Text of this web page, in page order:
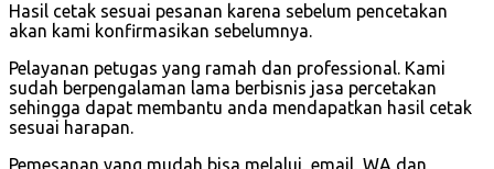
Hasil cetak sesuai pesanan karena sebelum pencetakan
akan kami konfirmasikan sebelumnya.
Pelayanan petugas yang ramah dan professional. Kami
sudah berpengalaman lama berbisnis jasa percetakan
sehingga dapat membantu anda mendapatkan hasil cetak
sesuai harapan.
Pemesanan yang mudah bisa melalui, email, WA dan